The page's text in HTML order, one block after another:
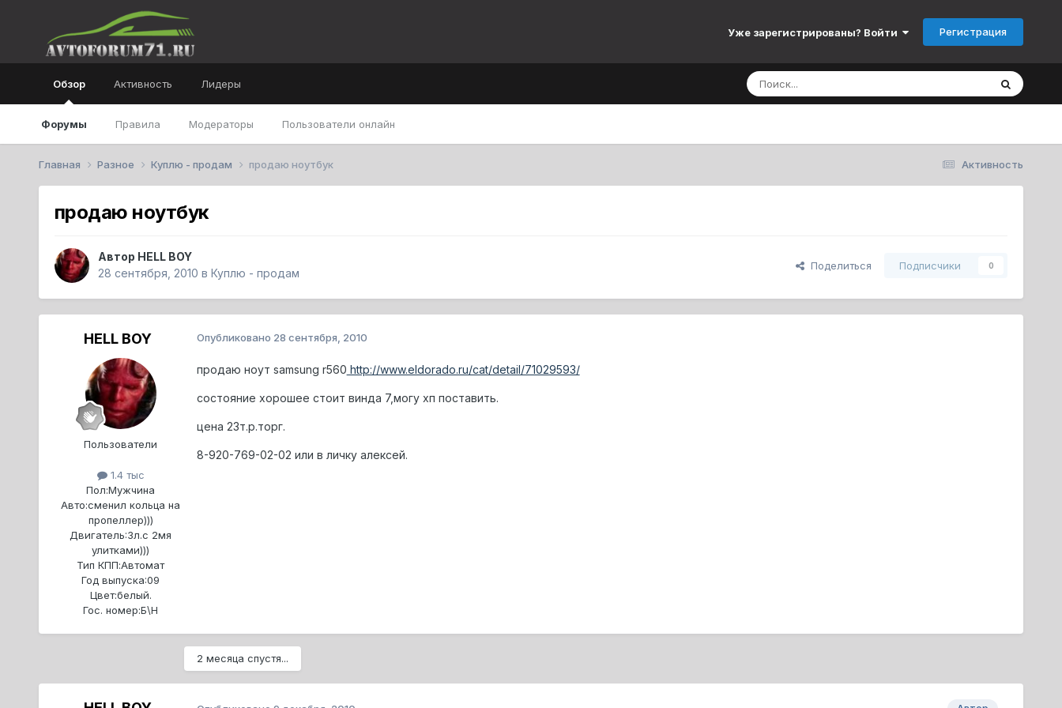
Уже зарегистрированы? Войти Регистрация
Обзор
Форумы Правила Модераторы Пользователи онлайн
Активность Лидеры
Активность
Главная Разное Куплю - продам продаю ноутбук
продаю ноутбук
Автор HELL BOY
28 сентября, 2010 в Куплю - продам
Поделиться Подписчики 0
HELL BOY
Пользователи
1.4 тыс
Пол:Мужчина
Авто:сменил кольца на
пропеллер)))
Двигатель:3л.с 2мя
улитками)))
Тип КПП:Автомат
Год выпуска:09
Цвет:белый.
Гос. номер:Б\Н
Опубликовано 28 сентября, 2010
продаю ноут samsung r560 http://www.eldorado.ru/cat/detail/71029593/
состояние хорошее стоит винда 7,могу хп поставить.
цена 23т.р.торг.
8-920-769-02-02 или в личку алексей.
2 месяца спустя...